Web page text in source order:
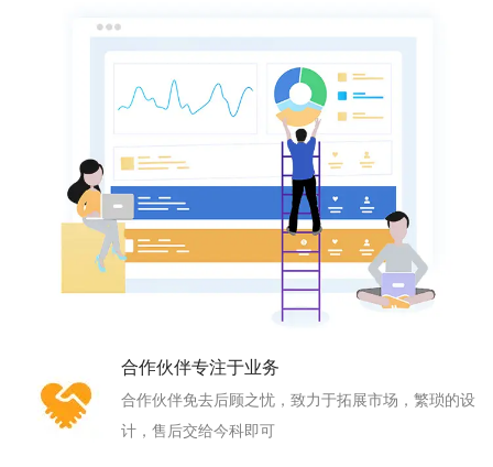
合作伙伴专注于业务
合作伙伴免去后顾之忧，致力于拓展市场，繁琐的设
计，售后交给今科即可